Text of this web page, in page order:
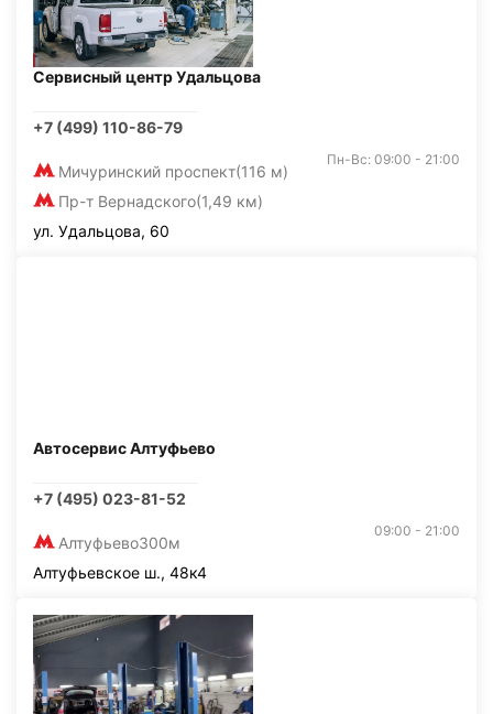
Сервисный центр Удальцова
+7 (499) 110-86-79
Мичуринский проспект(116 м)
Пр-т Вернадского(1,49 км)
Пн-Вс: 09:00 - 21:00
ул. Удальцова, 60
Автосервис Алтуфьево
+7 (495) 023-81-52
Алтуфьево300м
09:00 - 21:00
Алтуфьевское ш., 48к4